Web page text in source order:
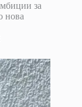
за
нова